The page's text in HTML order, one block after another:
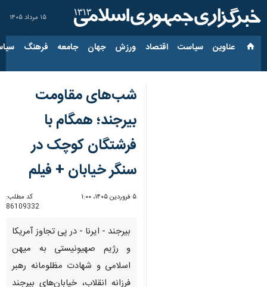
۱۵ مرداد ۱۴۰۵
عناوین‌ سیاست اقتصاد ورزش جهان جامعه فرهنگ
شب‌های مقاومت
بیرجند؛ همگام با
فرشتگان کوچک در
سنگر خیابان + فیلم
۵ فروردین ۱۴۰۵، ۱:۰۰
کد مطلب:
86109332
بیرجند - ایرنا - در پی تجاوز آمریکا
و رژیم صهیونیستی به میهن
اسلامی و شهادت مظلومانه رهبر
فرزانه انقلاب، خیابان‌های بیرجند